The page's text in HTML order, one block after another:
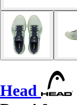
Head